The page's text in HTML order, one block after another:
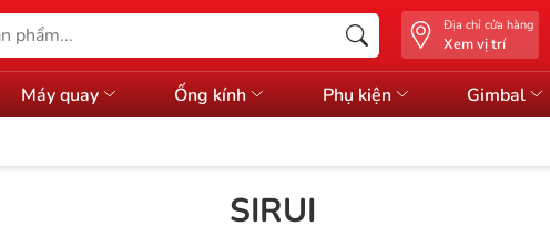
Địa chỉ cửa hàng
Xem vị trí
Máy quay Ống kính Phụ kiện Gimbal
SIRUI